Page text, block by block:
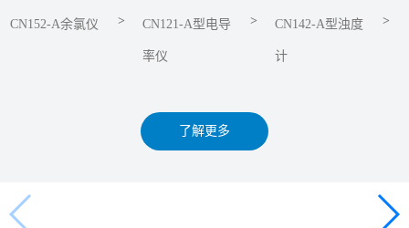
CN152-A余氯仪 > CN121-A型电导
率仪
> CN142-A型浊度
计
>
了解更多